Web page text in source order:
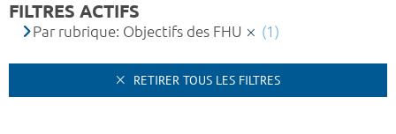
FILTRES ACTIFS
Par rubrique: Objectifs des FHU (1)
RETIRER TOUS LES FILTRES